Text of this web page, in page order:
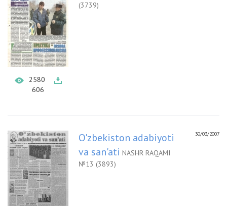
2580
606
(3739)
30/03/2007
O'zbekiston adabiyoti
va san'ati NASHR RAQAMI
№13 (3893)